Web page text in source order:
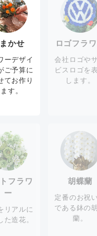
かせ
ーデザイ
ご予算に
てお作り
す。
ロゴフラ
会社ロゴや
ビスロゴを
します。
フラワ
ー
リアルに
た造花。
胡蝶蘭
定番のお祝
である鉢の
蘭。